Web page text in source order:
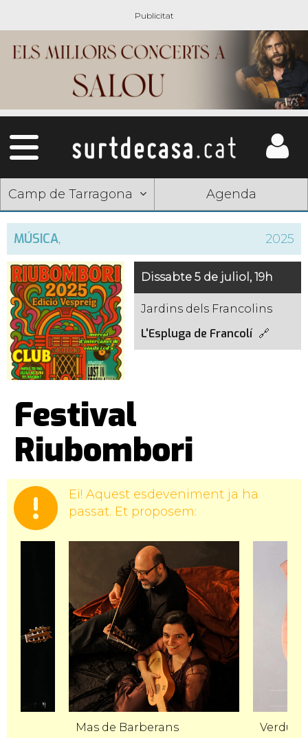
Camp de Tarragona Agenda
MÚSICA, 2025
Dissabte 5 de juliol, 19h
Jardins dels Francolins
L'Espluga de Francolí
Festival
Riubombori
Ei! Aquest esdeveniment ja ha
passat. Et proposem:
Mas de Barberans Verdú